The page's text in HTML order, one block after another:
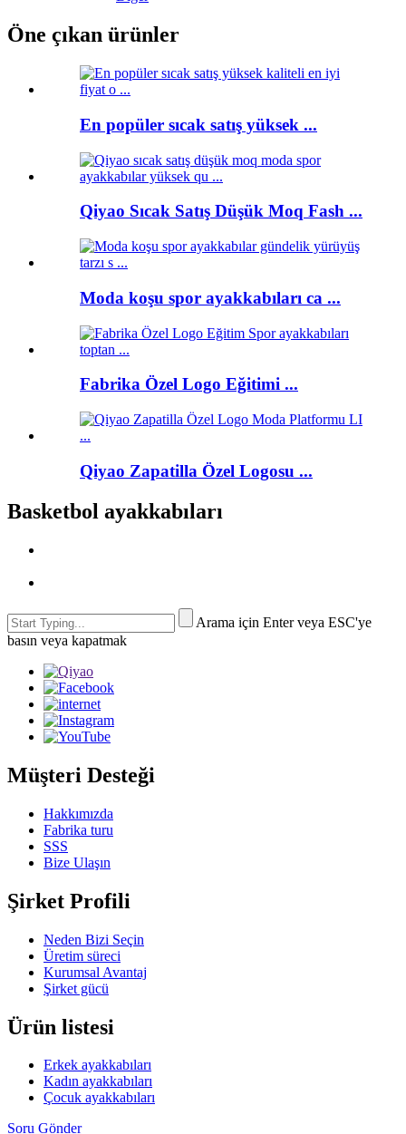
Öne çıkan ürünler
En popüler sıcak satış yüksek ...
Qiyao Sıcak Satış Düşük Moq Fash ...
Moda koşu spor ayakkabıları ca ...
Fabrika Özel Logo Eğitimi ...
Qiyao Zapatilla Özel Logosu ...
Basketbol ayakkabıları
Arama için Enter veya ESC'ye
basın veya kapatmak
Müşteri Desteği
Hakkımızda
Fabrika turu
SSS
Bize Ulaşın
Şirket Profili
Neden Bizi Seçin
Üretim süreci
Kurumsal Avantaj
Şirket gücü
Ürün listesi
Erkek ayakkabıları
Kadın ayakkabıları
Çocuk ayakkabıları
Soru Gönder